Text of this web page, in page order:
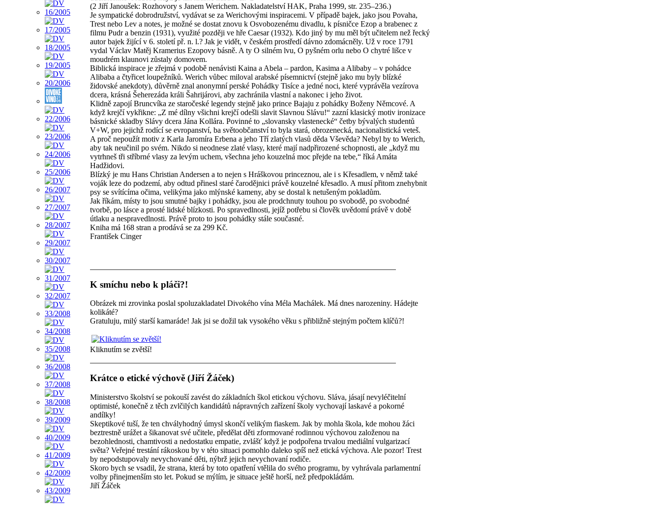
(2 Jiří Janoušek: Rozhovory s Janem Werichem. Nakladatelství HAK, Praha 1999, str. 235–236.)
Je sympatické dobrodružství, vydávat se za Werichovými inspiracemi. V případě bajek, jako jsou Povaha,
Trest nebo Lev a notes, je možné se dostat znovu k Osvobozenému divadlu, k písničce Ezop a brabenec z
filmu Pudr a benzin (1931), využité později ve hře Caesar (1932). Kdo jiný by mu měl být učitelem než řecký
autor bajek žijící v 6. století př. n. l.? Jak je vidět, v českém prostředí dávno zdomácněly. Už v roce 1791
vydal Václav Matěj Kramerius Ezopovy básně. A ty O silném lvu, O pyšném orlu nebo O chytré lišce v
moudrém klaunovi zůstaly domovem.
Biblická inspirace je zřejmá v podobě nenávisti Kaina a Abela – pardon, Kasima a Alibaby – v pohádce
Alibaba a čtyřicet loupežníků. Werich vůbec miloval arabské písemnictví (stejně jako mu byly blízké
židovské anekdoty), důvěrně znal anonymní perské Pohádky Tisíce a jedné noci, které vyprávěla vezírova
dcera, krásná Šeherezáda králi Šahrijárovi, aby zachránila vlastní a nakonec i jeho život.
Klidně zapojí Bruncvíka ze staročeské legendy stejně jako prince Bajaju z pohádky Boženy Němcové. A
když krejčí vykřikne: „Z mé dílny všichni krejčí odešli slavit Slavnou Slávu!“ zazní klasický motiv ironizace
básnické skladby Slávy dcera Jána Kollára. Povinné to „slovansky vlastenecké“ četby bývalých studentů
V+W, pro jejichž rodící se evropanství, ba světoobčanství to byla stará, obrozenecká, nacionalistická veteš.
A proč nepoužít motiv z Karla Jaromíra Erbena a jeho Tří zlatých vlasů děda Vševěda? Nebyl by to Werich,
aby tak neučinil po svém. Nikdo si neodnese zlaté vlasy, které mají nadpřirozené schopnosti, ale „když mu
vytrhneš tři stříbrné vlasy za levým uchem, všechna jeho kouzelná moc přejde na tebe,“ říká Amáta
Hadžidovi.
Blízký je mu Hans Christian Andersen a to nejen s Hráškovou princeznou, ale i s Křesadlem, v němž také
voják leze do podzemí, aby odtud přinesl staré čarodějnici právě kouzelné křesadlo. A musí přitom znehybnit
psy se svítícíma očima, velikýma jako mlýnské kameny, aby se dostal k netušeným pokladům.
Jak říkám, místy to jsou smutné bajky i pohádky, jsou ale prodchnuty touhou po svobodě, po svobodné
tvorbě, po lásce a prosté lidské blízkosti. Po spravedlnosti, jejíž potřebu si člověk uvědomí právě v době
útlaku a nespravedlnosti. Právě proto to jsou pohádky stále současné.
Kniha má 168 stran a prodává se za 299 Kč.
František Cinger
K smíchu nebo k pláči?!
Obrázek mi zrovinka poslal spoluzakladatel Divokého vína Méla Machálek. Má dnes narozeniny. Hádejte
kolikáté?
Gratuluju, milý starší kamaráde! Jak jsi se dožil tak vysokého věku s přibližně stejným počtem klíčů?!
Kliknutím se zvětší!
Krátce o etické výchově (Jiří Žáček)
Ministerstvo školství se pokouší zavést do základních škol etickou výchovu. Sláva, jásají nevyléčitelní
optimisté, konečně z těch zvlčilých kandidátů nápravných zařízení školy vychovají laskavé a pokorné
andílky!
Skeptikové tuší, že ten chvályhodný úmysl skončí velikým fiaskem. Jak by mohla škola, kde mohou žáci
beztrestně urážet a šikanovat své učitele, předělat děti zformované rodinnou výchovou založenou na
bezohlednosti, chamtivosti a nedostatku empatie, zvlášť když je podpořena trvalou mediální vulgarizací
světa? Veřejné trestání rákoskou by v této situaci pomohlo daleko spíš než etická výchova. Ale pozor! Trest
by nepodstupovaly nevychované děti, nýbrž jejich nevychovaní rodiče.
Skoro bych se vsadil, že strana, která by toto opatření vtělila do svého programu, by vyhrávala parlamentní
volby přinejmenším sto let. Pokud se mýlím, je situace ještě horší, než předpokládám.
Jiří Žáček